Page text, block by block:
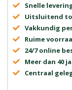
Snelle
Uitsluitend
Vakkundig
Ruime
24/7 online
Meer dan 40
Centraal